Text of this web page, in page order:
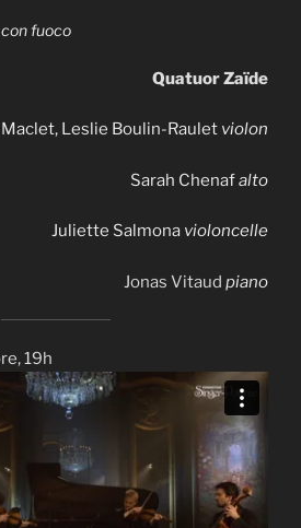
fuoco
Quatuor Zaïde
Leslie Boulin-Raulet violon
Sarah Chenafalto
Juliette Salmona violoncelle
Jonas Vitaud piano
19h